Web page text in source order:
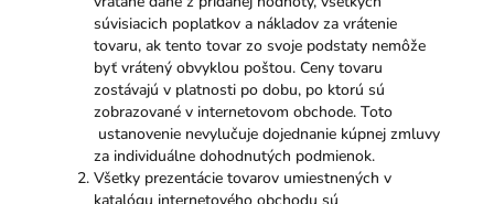
súvisiacich poplatkov a nákladov za vrátenie
tovaru, ak tento tovar zo svoje podstaty nemôže
byť vrátený obvyklou poštou. Ceny tovaru
zostávajú v platnosti po dobu, po ktorú sú
zobrazované v internetovom obchode. Toto
ustanovenie nevylučuje dojednanie kúpnej zmluvy
za individuálne dohodnutých podmienok.
Všetky prezentácie tovarov umiestnených v